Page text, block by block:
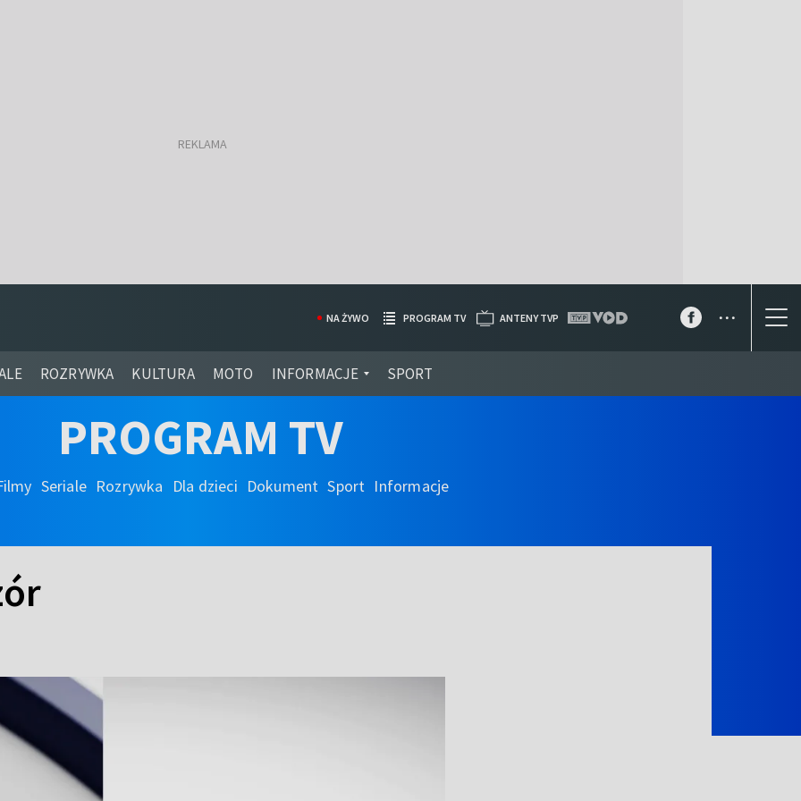
ROZRYWKA KULTURA MOTO INFORMACJE SPORT
NA ŻYWO PROGRAM TV ANTENY TVP ...
PROGRAM TV
Seriale Rozrywka Dla dzieci Dokument Sport Informacje